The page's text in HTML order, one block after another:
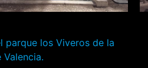
parque los Viveros de la